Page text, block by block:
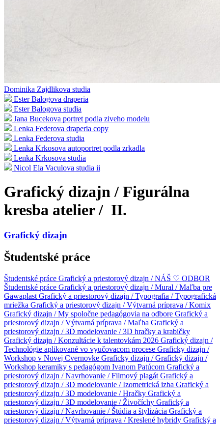
Dominika Zajdlikova studia
Ester Balogova draperia
Ester Balogova studia
Jana Bucekova portret podla ziveho modelu
Lenka Federova draperia copy
Lenka Federova studia
Lenka Krkosova autoportret podla zrkadla
Lenka Krkosova studia
Nicol Ela Vaculova studia ii
Grafický dizajn / Figurálna
kresba atelier / II.
Grafický dizajn
Študentské práce
Študentské práce Grafický a priestorový dizajn / NÁŠ ♡ ODBOR
Študentské práce Grafický a priestorový dizajn / Mural / Maľba pre
Gawaplast Grafický a priestorový dizajn / Typografia / Typografická
mriežka Grafický a priestorový dizajn / Výtvarná príprava / Komix
Grafický dizajn / My spoločne pedagógovia na odbore Grafický a
priestorový dizajn / Výtvarná príprava / Maľba Grafický a
priestorový dizajn / 3D modelovanie / 3D hračky a krabičky
Grafický dizajn / Konzultácie k talentovkám 2026 Grafický dizajn /
Technológie aplikované vo vyučovacom procese Graficky dizajn /
Workshop v Novej Cvernovke Graficky dizajn /Grafický dizajn /
Workshop keramiky s pedagógom Ivanom Patúcom Grafický a
priestorový dizajn / Navrhovanie / Filmový plagát Grafický a
priestorový dizajn / 3D modelovanie / Izometrická izba Grafický a
priestorový dizajn / 3D modelovanie / Hračky Grafický a
priestorový dizajn / 3D modelovanie / Živočíchy Grafický a
priestorový dizajn / Navrhovanie / Štúdia a štylizácia Grafický a
priestorový dizajn / Výtvarná príprava / Kreslené hybridy Grafický a